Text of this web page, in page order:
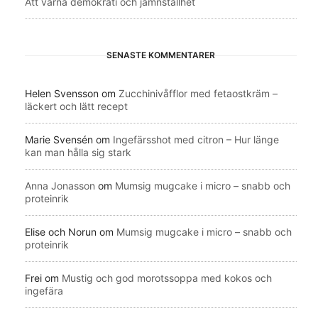
SENASTE KOMMENTARER
Helen Svensson om Zucchinivåfflor med fetaostkräm –
läckert och lätt recept
Marie Svensén om Ingefärsshot med citron – Hur länge
kan man hålla sig stark
Anna Jonasson om Mumsig mugcake i micro – snabb och
proteinrik
Elise och Norun om Mumsig mugcake i micro – snabb och
proteinrik
Frei om Mustig och god morotssoppa med kokos och
ingefära